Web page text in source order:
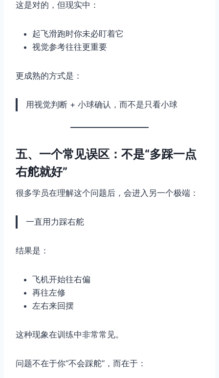
这是对的，但现实中：
起飞滑跑时你未必盯着它
视觉参考往往更重要
更成熟的方式是：
用视觉判断 + 小球确认，而不是只看小球
五、一个常见误区：不是“多踩一点
右舵就好”
很多学员在理解这个问题后，会进入另一个极端：
一直用力踩右舵
结果是：
飞机开始往右偏
再往左修
左右来回摆
这种现象在训练中非常常见。
问题不在于你“不会踩舵”，而在于：